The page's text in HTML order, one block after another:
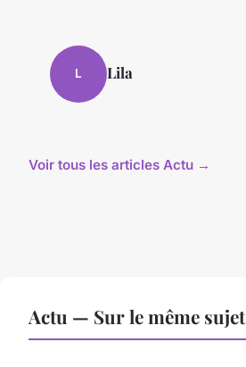
L Lila
Voir tous les articles Actu →
Actu — Sur le même sujet